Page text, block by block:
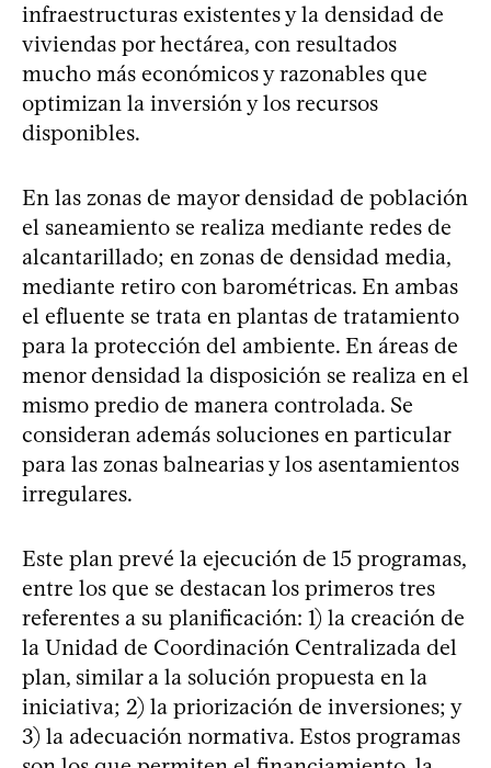
infraestructuras existentes y la densidad de
viviendas por hectárea, con resultados
mucho más económicos y razonables que
optimizan la inversión y los recursos
disponibles.
En las zonas de mayor densidad de población
el saneamiento se realiza mediante redes de
alcantarillado; en zonas de densidad media,
mediante retiro con barométricas. En ambas
el efluente se trata en plantas de tratamiento
para la protección del ambiente. En áreas de
menor densidad la disposición se realiza en el
mismo predio de manera controlada. Se
consideran además soluciones en particular
para las zonas balnearias y los asentamientos
irregulares.
Este plan prevé la ejecución de 15 programas,
entre los que se destacan los primeros tres
referentes a su planificación: 1) la creación de
la Unidad de Coordinación Centralizada del
plan, similar a la solución propuesta en la
iniciativa; 2) la priorización de inversiones; y
3) la adecuación normativa. Estos programas